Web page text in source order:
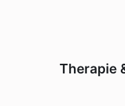
Therapie